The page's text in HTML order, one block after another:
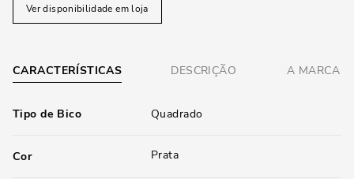
Ver disponibilidade em loja
CARACTERÍSTICAS DESCRIÇÃO A MARCA
Tipo de Bico Quadrado
Cor Prata